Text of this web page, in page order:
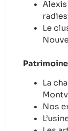
Le
La
Nos